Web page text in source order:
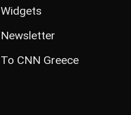
Widgets
Newsletter
Το CNN Greece